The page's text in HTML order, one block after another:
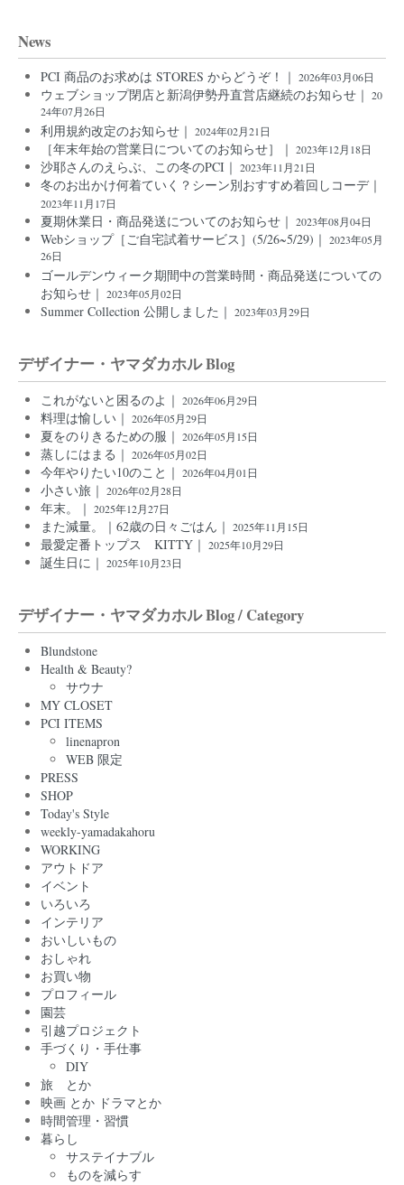
News
PCI 商品のお求めは STORES からどうぞ！｜ 2026年03月06日
ウェブショップ閉店と新潟伊勢丹直営店継続のお知らせ｜ 20
24年07月26日
利用規約改定のお知らせ｜ 2024年02月21日
［年末年始の営業日についてのお知らせ］｜ 2023年12月18日
沙耶さんのえらぶ、この冬のPCI｜ 2023年11月21日
冬のお出かけ何着ていく？シーン別おすすめ着回しコーデ｜
2023年11月17日
夏期休業日・商品発送についてのお知らせ｜ 2023年08月04日
Webショップ［ご自宅試着サービス］(5/26~5/29)｜ 2023年05月
26日
ゴールデンウィーク期間中の営業時間・商品発送についての
お知らせ｜ 2023年05月02日
Summer Collection 公開しました｜ 2023年03月29日
デザイナー・ヤマダカホル Blog
これがないと困るのよ｜ 2026年06月29日
料理は愉しい｜ 2026年05月29日
夏をのりきるための服｜ 2026年05月15日
蒸しにはまる｜ 2026年05月02日
今年やりたい10のこと｜ 2026年04月01日
小さい旅｜ 2026年02月28日
年末。｜ 2025年12月27日
また減量。｜62歳の日々ごはん｜ 2025年11月15日
最愛定番トップス KITTY｜ 2025年10月29日
誕生日に｜ 2025年10月23日
デザイナー・ヤマダカホル Blog / Category
Blundstone
Health & Beauty?
サウナ
MY CLOSET
PCI ITEMS
linenapron
WEB 限定
PRESS
SHOP
Today's Style
weekly-yamadakahoru
WORKING
アウトドア
イベント
いろいろ
インテリア
おいしいもの
おしゃれ
お買い物
プロフィール
園芸
引越プロジェクト
手づくり・手仕事
DIY
旅 とか
映画 とか ドラマとか
時間管理・習慣
暮らし
サステイナブル
ものを減らす